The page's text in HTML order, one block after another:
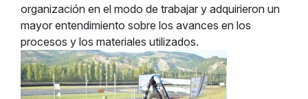
organización en el modo de trabajar y adquirieron un
mayor entendimiento sobre los avances en los
procesos y los materiales utilizados.